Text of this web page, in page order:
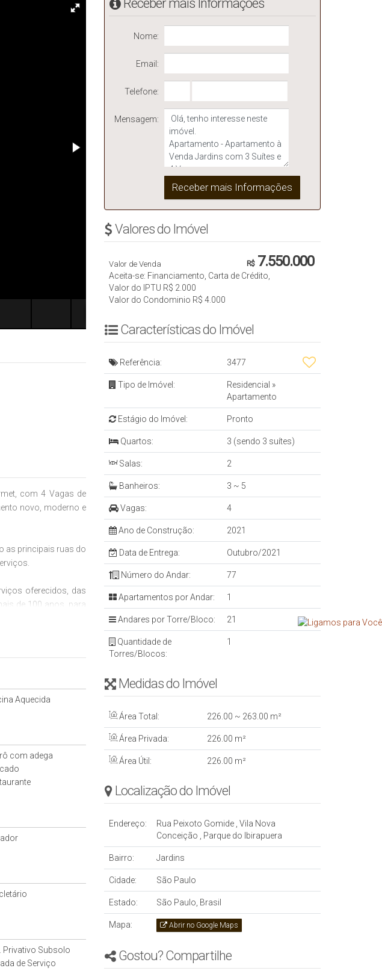
com 4 Vagas de
novo, moderno e
as principais ruas do
oferecidos, das
de 100 anos, para
os moradores.
arborizadas.
da Zona Sul de São
nosso Instagram
Aquecida
com adega
Privativo Subsolo
de Serviço
Receber mais Informações
Nome:
Email:
Telefone:
Mensagem:
Valores do Imóvel
R$7.550.000
Valor de Venda
Aceita-se: Financiamento, Carta de Crédito,
Valor do IPTU R$ 2.000
Valor do Condominio R$ 4.000
Características do Imóvel
Referência: 3477
Tipo de Imóvel: Residencial »
Apartamento
Estágio do Imóvel: Pronto
Quartos: 3 (sendo 3 suítes)
Salas: 2
Banheiros: 3 ~ 5
Vagas: 4
Ano de Construção: 2021
Data de Entrega: Outubro/2021
Número do Andar: 77
Apartamentos por Andar: 1
Andares por Torre/Bloco: 21
Quantidade de
Torres/Blocos:
1
Medidas do Imóvel
Área Total: 226 .00 ~ 263 .00 m²
Área Privada: 226 .00 m²
Área Útil: 226 .00 m²
Localização do Imóvel
Endereço: Rua Peixoto Gomide Vila Nova
Conceição
Parque do Ibirapuera
Bairro: Jardins
Cidade: São Paulo
Estado: São Paulo, Brasil
Mapa: Abrir no Google Maps
Gostou? Compartilhe